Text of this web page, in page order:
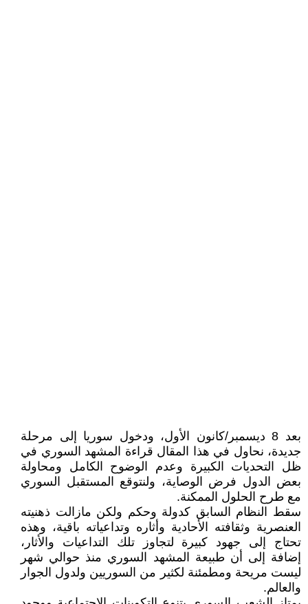
بعد 8 ديسمبر/كانون الأول، ودخول سوريا إلى مرحلة
جديدة، نحاول في هذا المقال قراءة المشهد السوري في
ظل التحديات الكبيرة وعدم الوضوح الكامل ومحاولة
بعض الدول فرض الوصاية، ولنتوقع المستقبل السوري
مع طرح الحلول الممكنة.
سقط النظام السابق كدولة وحكم ولكن مازالت ذهنيته
العنصرية وثقافته الأحادية وأثاره وتداعياته باقية، وهذه
تحتاج إلى جهود كبيرة لتجاوز تلك التداعيات والأثار،
إضافة إلى أن طبيعة المشهد السوري منذ حوالي شهر
ليست مريحة ومطمئنة لكثير من السوريين ولدول الجوار
والعالم.